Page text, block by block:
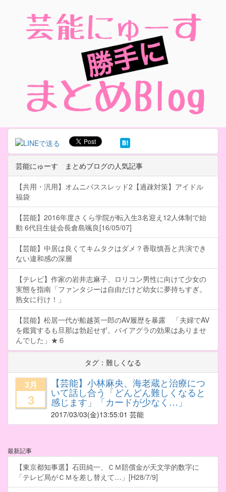
芸能にゅーす まとめブログの人気記事
【共用・汎用】オムニバススレッド2【過疎対策】アイドル
福袋
【芸能】2016年度さくら学院が転入生3名迎え12人体制で始
動 6代目生徒会長倉島颯良[16/05/07]
【芸能】中居は良くてキムタクはダメ？香取慎吾と共演でき
ない違和感の深層
【テレビ】作家の岩井志麻子、ロリコン男性に向けて少女の
実態を指南「ファンタジーは自由だけど幼女に夢持ちすぎ。
熟女に行け！」
【芸能】松居一代が船越英一郎のAV履歴を暴露 「夫婦でAV
を鑑賞するも旦那は勃起せず。バイアグラの効果はありませ
んでした」★６
タグ：難しくなる
3月
3
【芸能】小林麻央、海老蔵と治療につ
いて話し合う「どんどん難しくなると
感じます」「カードが少なく…」
2017/03/03(金)13:55:01 芸能
最新記事
【東京都知事選】石田純一、ＣＭ賠償金が天文学的数字に
「テレビ局がＣＭを差し替えて…」[H28/7/9]